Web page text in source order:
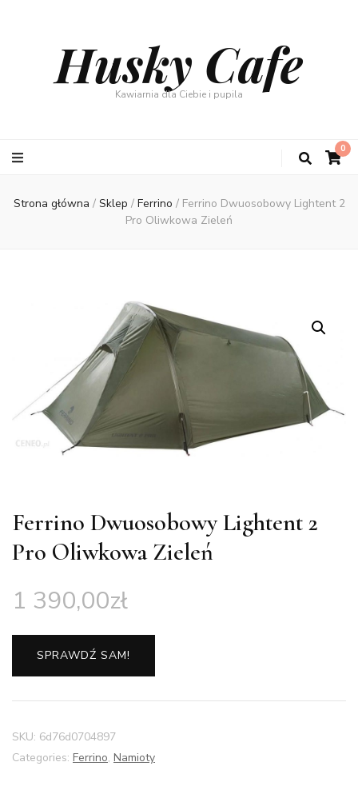
Husky Cafe
Kawiarnia dla Ciebie i pupila
0
Strona główna / Sklep / Ferrino / Ferrino Dwuosobowy Lightent 2
Pro Oliwkowa Zieleń
Ferrino Dwuosobowy Lightent 2
Pro Oliwkowa Zieleń
1 390,00zł
SPRAWDŹ SAM!
SKU: 6d76d0704897
Categories: Ferrino, Namioty